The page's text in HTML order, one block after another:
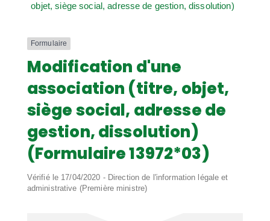
objet, siège social, adresse de gestion, dissolution)
Formulaire
Modification d'une
association (titre, objet,
siège social, adresse de
gestion, dissolution)
(Formulaire 13972*03)
Vérifié le 17/04/2020 - Direction de l'information légale et
administrative (Première ministre)